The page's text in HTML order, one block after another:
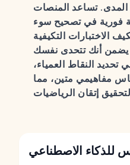
تساعد المنصات
فورية في تصحيح سوء
الاختبارات التكيفية
أنك تتحدى نفسك
تحديد النقاط العمياء،
مفاهيمي متين، مما
للذكاء الاصطناعي